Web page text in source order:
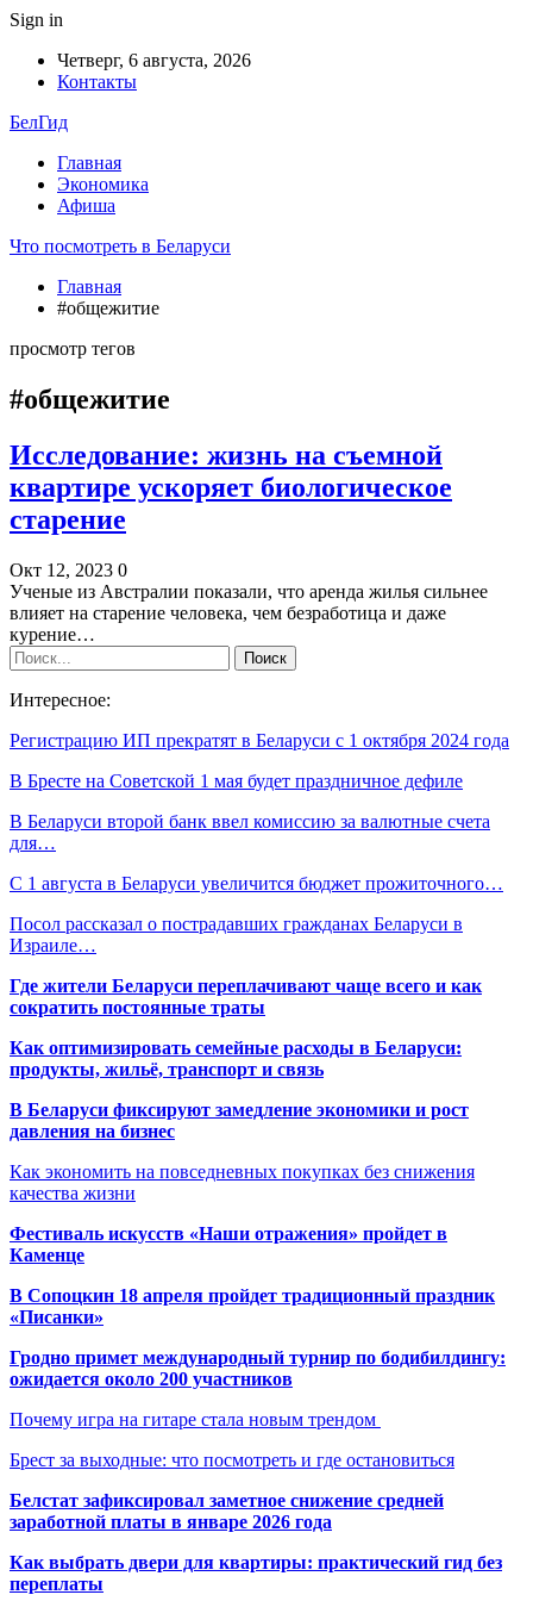
Sign in
Четверг, 6 августа, 2026
Контакты
БелГид
Главная
Экономика
Афиша
Что посмотреть в Беларуси
Главная
#общежитие
просмотр тегов
#общежитие
Исследование: жизнь на съемной
квартире ускоряет биологическое
старение
Окт 12, 2023 0
Ученые из Австралии показали, что аренда жилья сильнее
влияет на старение человека, чем безработица и даже
курение…
Интересное:
Регистрацию ИП прекратят в Беларуси с 1 октября 2024 года
В Бресте на Советской 1 мая будет праздничное дефиле
В Беларуси второй банк ввел комиссию за валютные счета
для…
С 1 августа в Беларуси увеличится бюджет прожиточного…
Посол рассказал о пострадавших гражданах Беларуси в
Израиле…
Где жители Беларуси переплачивают чаще всего и как
сократить постоянные траты
Как оптимизировать семейные расходы в Беларуси:
продукты, жильё, транспорт и связь
В Беларуси фиксируют замедление экономики и рост
давления на бизнес
Как экономить на повседневных покупках без снижения
качества жизни
Фестиваль искусств «Наши отражения» пройдет в
Каменце
В Сопоцкин 18 апреля пройдет традиционный праздник
«Писанки»
Гродно примет международный турнир по бодибилдингу:
ожидается около 200 участников
Почему игра на гитаре стала новым трендом
Брест за выходные: что посмотреть и где остановиться
Белстат зафиксировал заметное снижение средней
заработной платы в январе 2026 года
Как выбрать двери для квартиры: практический гид без
переплаты